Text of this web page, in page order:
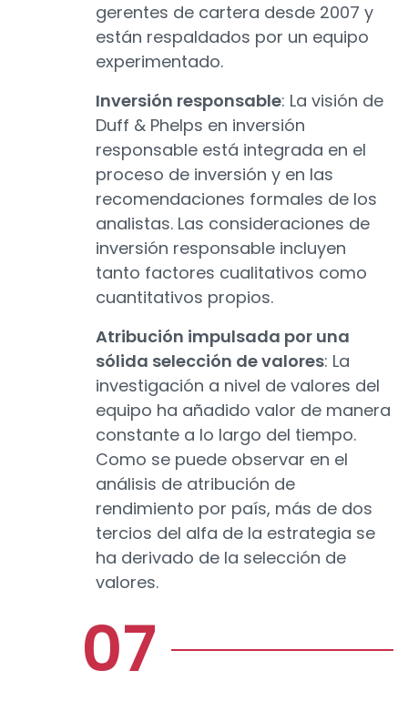
gerentes de cartera desde 2007 y
están respaldados por un equipo
experimentado.
Inversión responsable: La visión de
Duff & Phelps en inversión
responsable está integrada en el
proceso de inversión y en las
recomendaciones formales de los
analistas. Las consideraciones de
inversión responsable incluyen
tanto factores cualitativos como
cuantitativos propios.
Atribución impulsada por una
sólida selección de valores: La
investigación a nivel de valores del
equipo ha añadido valor de manera
constante a lo largo del tiempo.
Como se puede observar en el
análisis de atribución de
rendimiento por país, más de dos
tercios del alfa de la estrategia se
ha derivado de la selección de
valores.